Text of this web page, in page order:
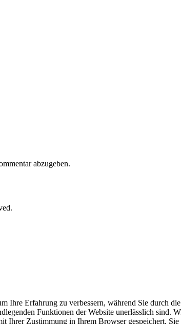
abzugeben.
Ihre Erfahrung zu verbessern, während Sie durch
Funktionen der Website unerlässlich sind.
Ihrer Zustimmung in Ihrem Browser gespeichert.